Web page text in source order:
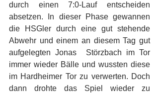
durch einen 7:0-Lauf entscheiden
absetzen. In dieser Phase gewannen
die HSGler durch eine gut stehende
Abwehr und einem an diesem Tag gut
aufgelegten Jonas  Störzbach im Tor
immer wieder Bälle und wussten diese
im Hardheimer Tor zu verwerten. Doch
dann drohte das Spiel wieder zu